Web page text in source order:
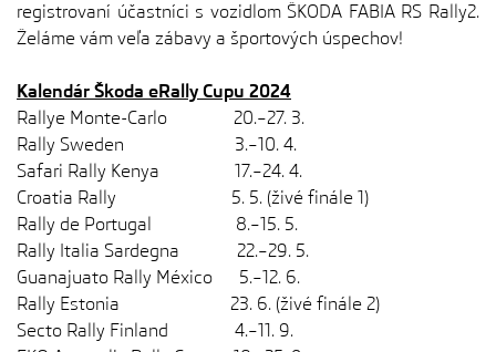
registrovaní účastníci s vozidlom ŠKODA FABIA RS Rally2.
Želáme vám veľa zábavy a športových úspechov!
Kalendár Škoda eRally Cupu 2024
Rallye Monte-Carlo 20.–27. 3.
Rally Sweden 3.–10. 4.
Safari Rally Kenya 17.–24. 4.
Croatia Rally 5. 5. (živé finále 1)
Rally de Portugal 8.–15. 5.
Rally Italia Sardegna 22.–29. 5.
Guanajuato Rally México 5.–12. 6.
Rally Estonia 23. 6. (živé finále 2)
Secto Rally Finland 4.–11. 9.